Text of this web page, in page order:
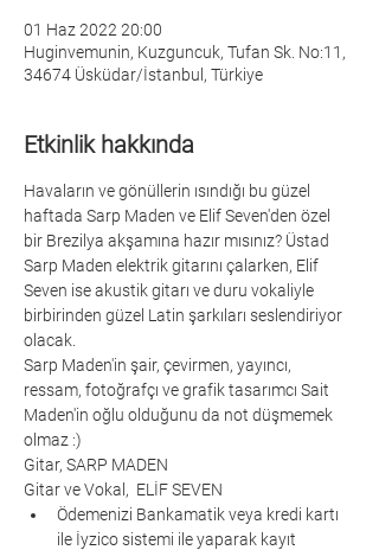
01 Haz 2022 20:00
Huginvemunin, Kuzguncuk, Tufan Sk. No:11,
34674 Üsküdar/İstanbul, Türkiye
Etkinlik hakkında
Havaların ve gönüllerin ısındığı bu güzel
haftada Sarp Maden ve Elif Seven'den özel
bir Brezilya akşamına hazır mısınız? Üstad
Sarp Maden elektrik gitarını çalarken, Elif
Seven ise akustik gitarı ve duru vokaliyle
birbirinden güzel Latin şarkıları seslendiriyor
olacak.
Sarp Maden'in şair, çevirmen, yayıncı,
ressam, fotoğrafçı ve grafik tasarımcı Sait
Maden'in oğlu olduğunu da not düşmemek
olmaz :)
Gitar, SARP MADEN
Gitar ve Vokal,  ELİF SEVEN
Ödemenizi Bankamatik veya kredi kartı
ile İyzico sistemi ile yaparak kayıt